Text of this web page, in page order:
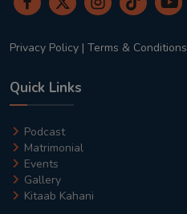
Privacy Policy | Terms & Conditions
Quick Links
Podcast
Matrimonial
Events
Gallery
Kitaab Kahani